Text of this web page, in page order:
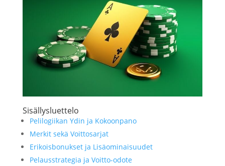
Sisällysluettelo
Pelilogiikan Ydin ja Kokoonpano
Merkit sekä Voittosarjat
Erikoisbonukset ja Lisäominaisuudet
Pelausstrategia ja Voitto-odote